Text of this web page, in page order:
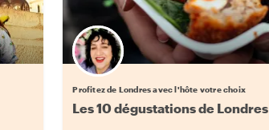
Choisissez votre local favori
Profitez de Londres avec l'hôte votre choix
Les 10 dégustations de Londres